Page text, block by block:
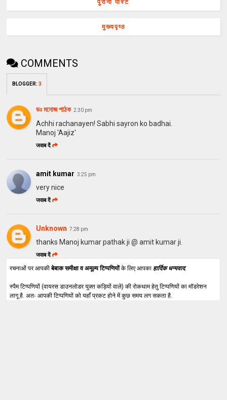
पुरानी पोस्ट
मुख्यपृष्ठ
COMMENTS
BLOGGER:3
ডঃ মনোজ পাঠক 2:30 pm
Achhi rachanayen! Sabhi sayron ko badhai.
Manoj 'Aajiz'
जवाब दें
amit kumar 3:25 pm
very nice
जवाब दें
Unknown 7:28 pm
thanks Manoj kumar pathak ji @ amit kumar ji.
जवाब दें
रचनाओं पर आपकीबेबाक समीक्षा व अमूल्य टिप्पणियोंके लिए आपका हार्दिक धन्यवाद.
स्पैम टिप्पणियों (वायरस डाउनलोडर युक्त कड़ियों वाले) की रोकथाम हेतु टिप्पणियों का मॉडरेशन
लागू है. अतः आपकी टिप्पणियों को यहाँ प्रकट होने में कुछ समय लग सकता है.